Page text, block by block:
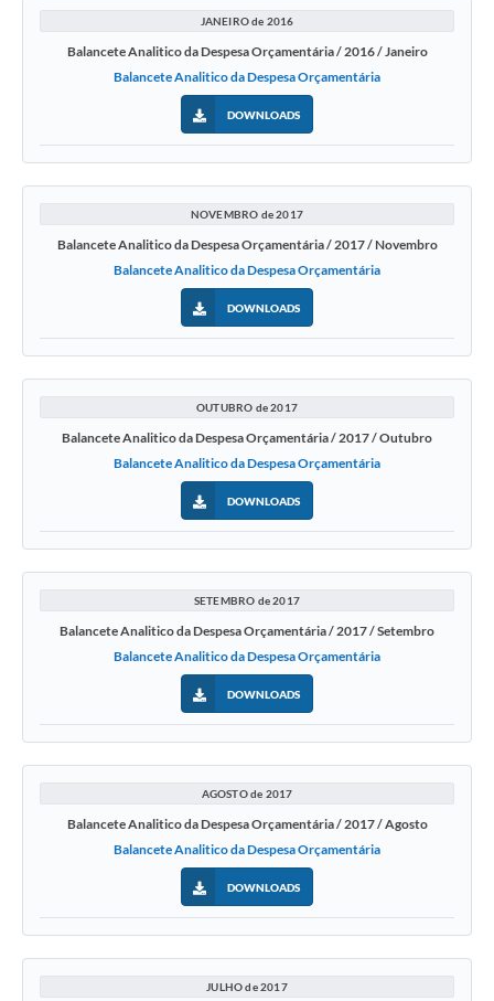
JANEIRO de 2016
Balancete Analitico da Despesa Orçamentária / 2016 / Janeiro
Balancete Analitico da Despesa Orçamentária
DOWNLOADS
NOVEMBRO de 2017
Balancete Analitico da Despesa Orçamentária / 2017 / Novembro
Balancete Analitico da Despesa Orçamentária
DOWNLOADS
OUTUBRO de 2017
Balancete Analitico da Despesa Orçamentária / 2017 / Outubro
Balancete Analitico da Despesa Orçamentária
DOWNLOADS
SETEMBRO de 2017
Balancete Analitico da Despesa Orçamentária / 2017 / Setembro
Balancete Analitico da Despesa Orçamentária
DOWNLOADS
AGOSTO de 2017
Balancete Analitico da Despesa Orçamentária / 2017 / Agosto
Balancete Analitico da Despesa Orçamentária
DOWNLOADS
JULHO de 2017